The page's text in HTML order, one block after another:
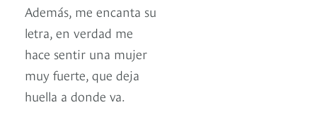
Además, me encanta su
letra, en verdad me
hace sentir una mujer
muy fuerte, que deja
huella a donde va.